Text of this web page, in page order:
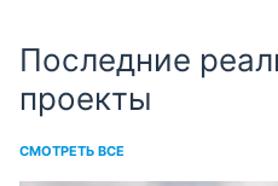
Последние
проекты
СМОТРЕТЬ ВСЕ